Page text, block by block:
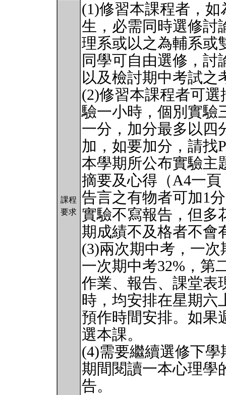
課程
要求
(1)修習本課程者，
生，必需同時選修討
理系或以之為輔系或
同學可自由選修，討
以及檢討期中考試之
(2)修習本課程者可
驗一小時，個別實驗
一分，加分最多以四
加，如要加分，請找
本學期所公布實驗主
摘要及心得（A4一
告言之有物者可加1
實驗不寫報告，但多
期成績不及格者不會
(3)兩次期中考，一
一次期中考32%，第
作業、報告、課堂表
時，均安排在星期六
預作時間安排。如果
選本課。
(4)需要繼續選修下
期間閱讀一本心理學
告。